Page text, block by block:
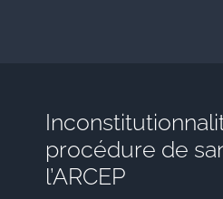
procédure de
l’ARCEP